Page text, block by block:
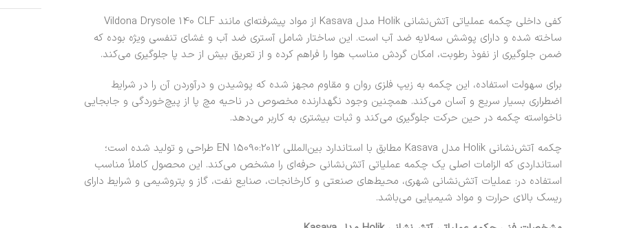
کفی داخلی چکمه عملیاتی آتش‌نشانی Holik مدل Kasava از مواد پیشرفته‌ای مانند Vildona Drysole 140 CLF
ساخته شده و دارای پوشش سه‌لایه ضد آب است. این ساختار شامل آستری ضد آب و غشای تنفسی ویژه بوده که
ضمن جلوگیری از نفوذ رطوبت، امکان گردش مناسب هوا را فراهم کرده و از تعریق بیش از حد پا جلوگیری می‌کند.
برای سهولت استفاده، این چکمه به زیپ فلزی روان و مقاوم مجهز شده که پوشیدن و درآوردن آن را در شرایط
اضطراری بسیار سریع و آسان می‌کند. همچنین وجود نگهدارنده مخصوص در ناحیه مچ پا از پیچ‌خوردگی و جابجایی
ناخواسته چکمه در حین حرکت جلوگیری می‌کند و ثبات بیشتری به کاربر می‌دهد.
چکمه آتش‌نشانی Holik مدل Kasava مطابق با استاندارد بین‌المللی EN 15090:2012 طراحی و تولید شده است؛
استانداردی که الزامات اصلی یک چکمه عملیاتی آتش‌نشانی حرفه‌ای را مشخص می‌کند. این محصول کاملاً مناسب
استفاده در: عملیات آتش‌نشانی شهری، محیط‌های صنعتی و کارخانجات، صنایع نفت، گاز و پتروشیمی و شرایط دارای
ریسک بالای حرارت و مواد شیمیایی می‌باشد.